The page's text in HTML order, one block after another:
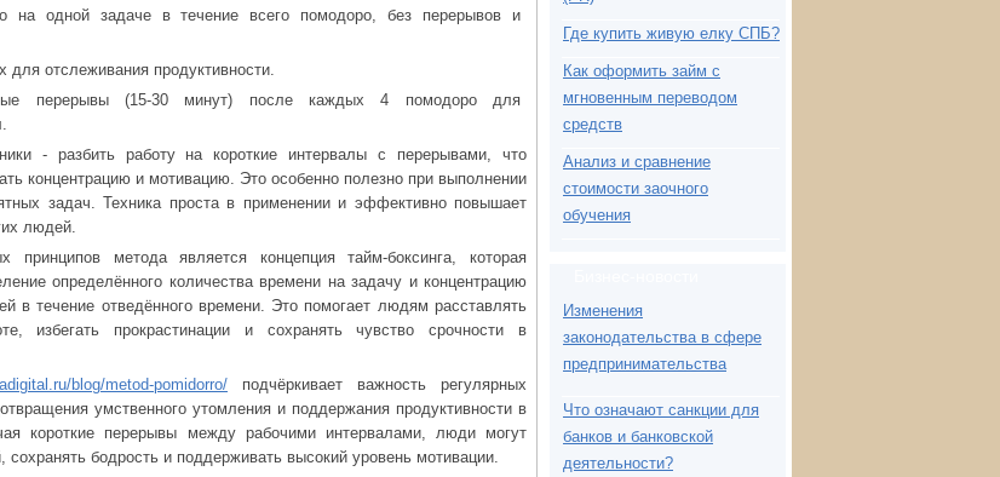
на одной задаче в течение всего помодоро, без перерывов и
для отслеживания продуктивности.
перерывы (15-30 минут) после каждых 4 помодоро для
- разбить работу на короткие интервалы с перерывами, что
концентрацию и мотивацию. Это особенно полезно при выполнении
задач. Техника проста в применении и эффективно повышает
людей.
метода является концепция тайм-боксинга, которая
определённого количества времени на задачу и концентрацию
в течение отведённого времени. Это помогает людям расставлять
избегать прокрастинации и сохранять чувство срочности в
blog/metod-pomidorro/ подчёркивает важность регулярных
умственного утомления и поддержания продуктивности в
короткие перерывы между рабочими интервалами, люди могут
сохранять бодрость и поддерживать высокий уровень мотивации.
Где купить живую елку СПБ?
Как оформить займ с
мгновенным переводом
средств
Анализ и сравнение
стоимости заочного
обучения
Изменения
законодательства в сфере
предпринимательства
Что означают санкции для
банков и банковской
деятельности?